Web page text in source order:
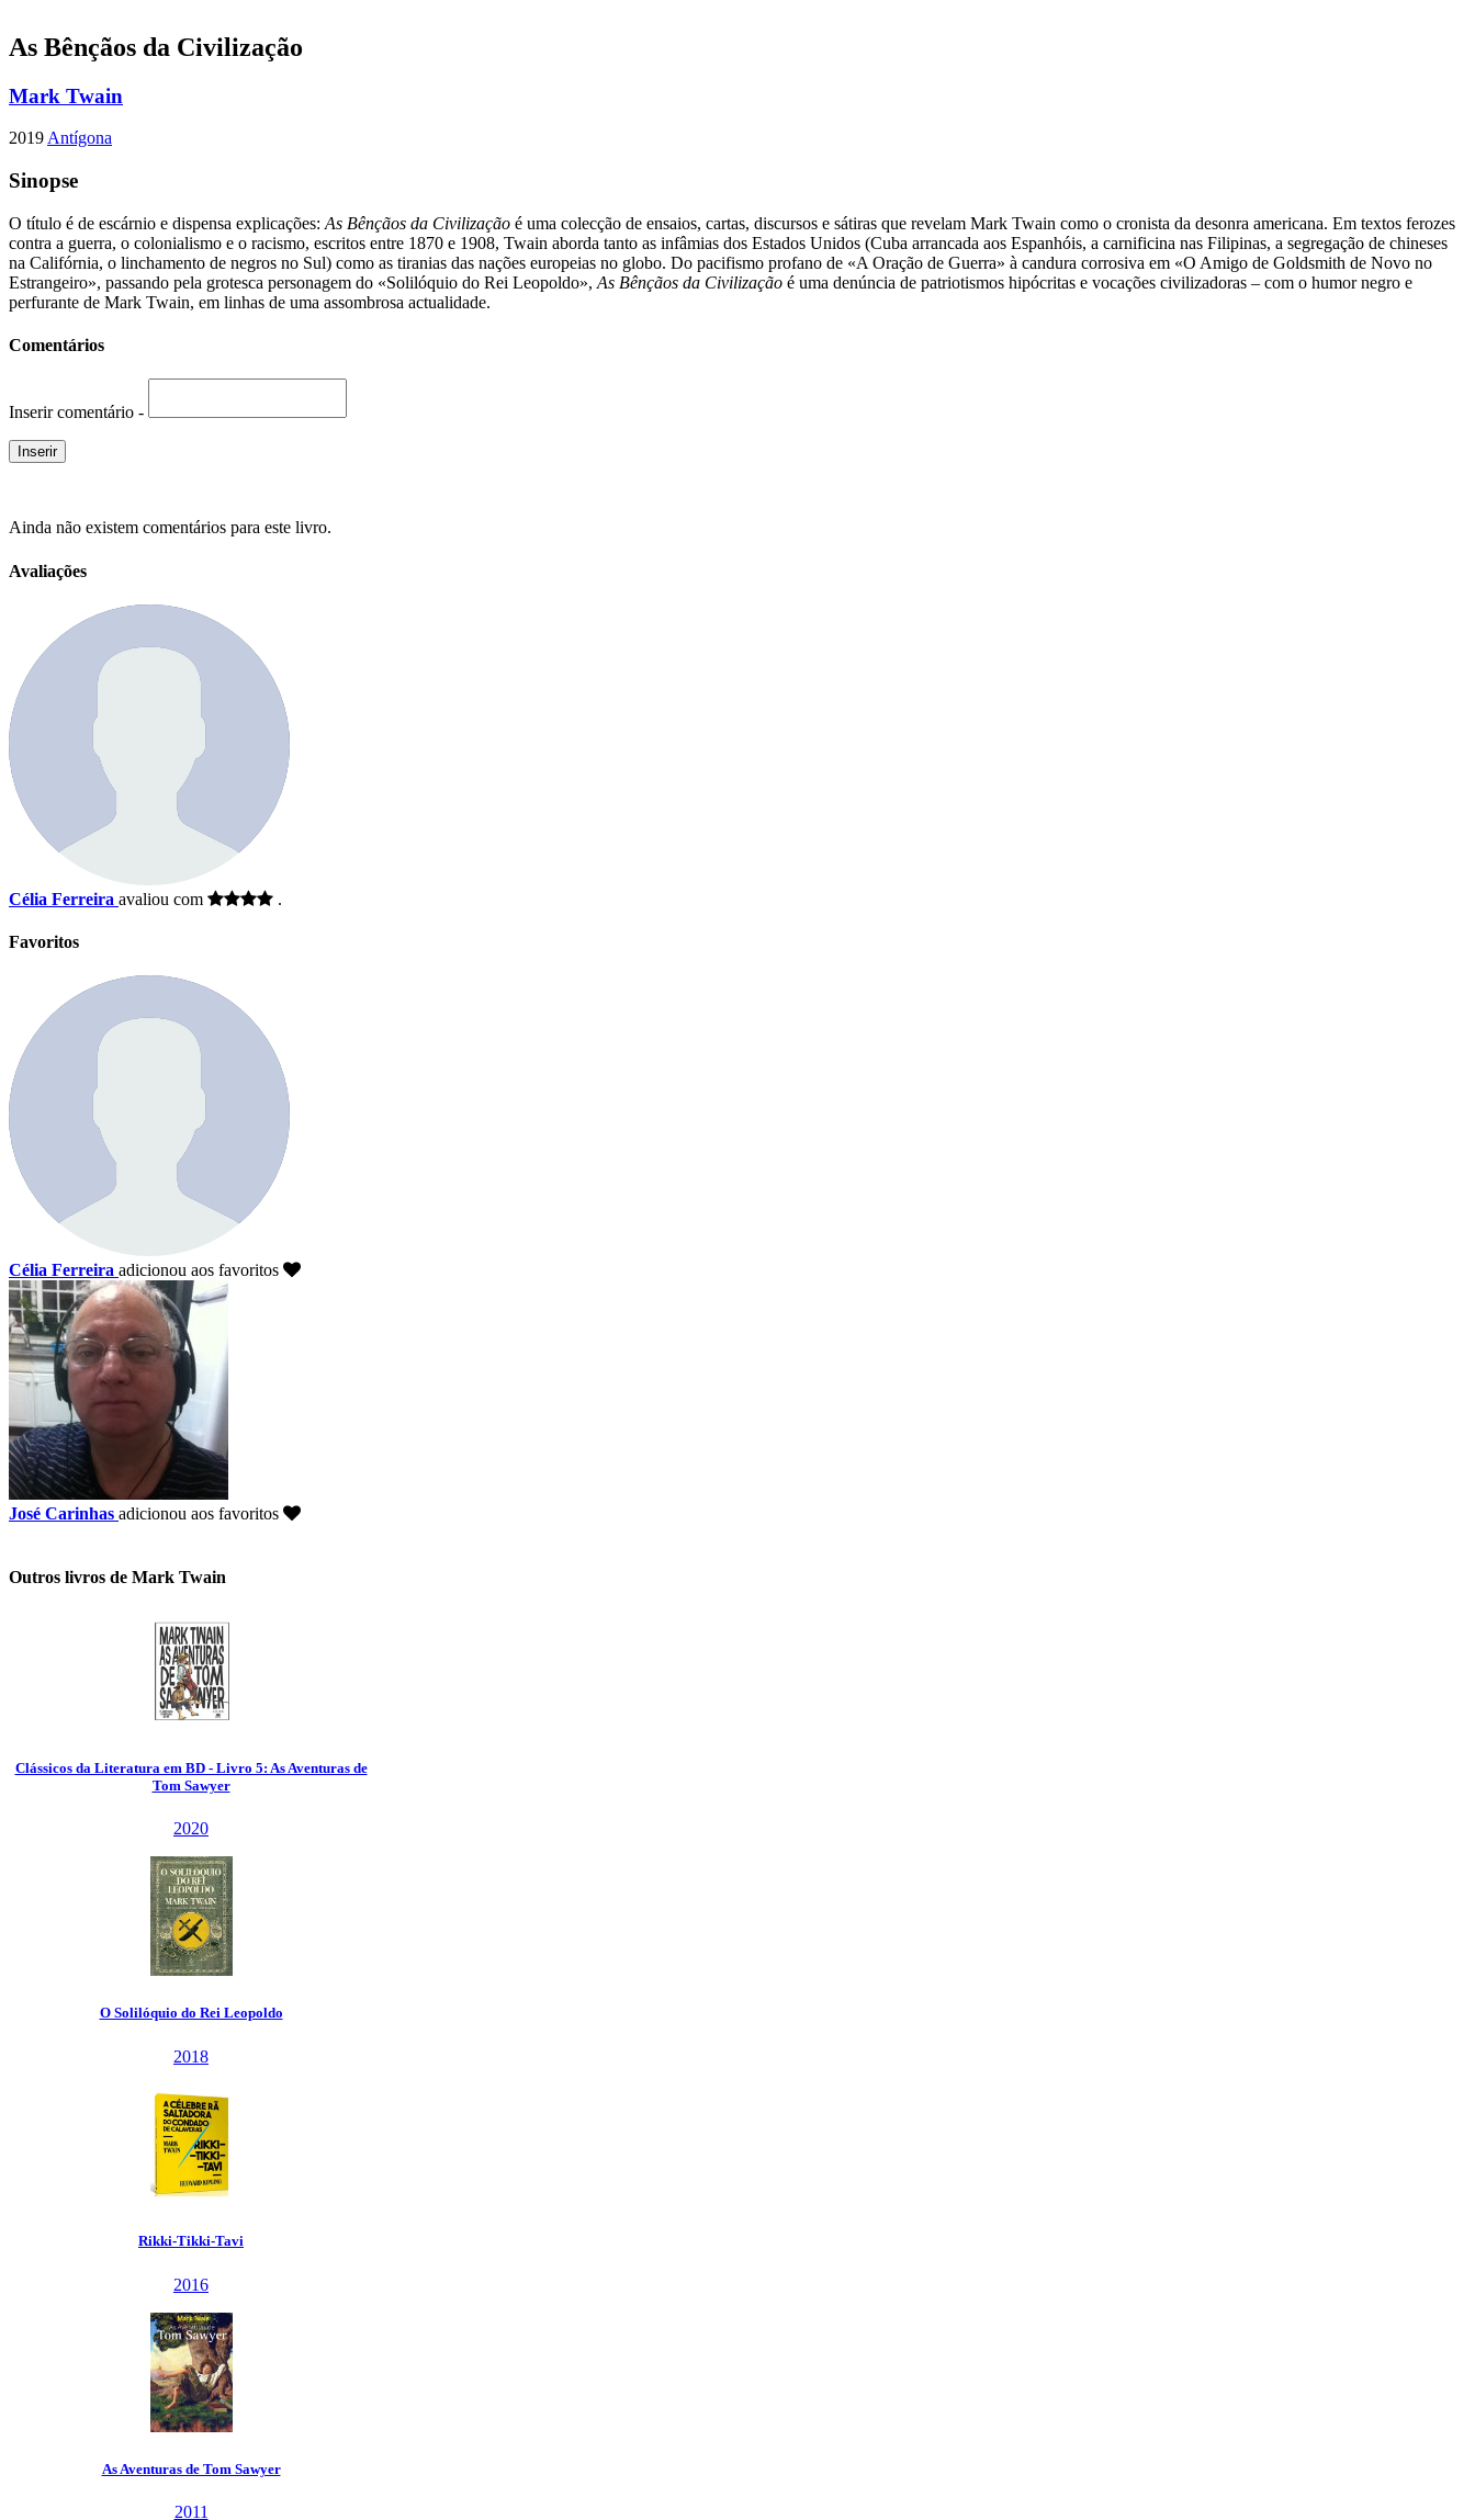
As Bênçãos da Civilização
Mark Twain
2019Antígona
Sinopse
O título é de escárnio e dispensa explicações: As Bênçãos da Civilização é uma colecção de ensaios, cartas, discursos e sátiras que revelam Mark Twain como o cronista da desonra americana. Em textos ferozes
contra a guerra, o colonialismo e o racismo, escritos entre 1870 e 1908, Twain aborda tanto as infâmias dos Estados Unidos (Cuba arrancada aos Espanhóis, a carnificina nas Filipinas, a segregação de chineses
na Califórnia, o linchamento de negros no Sul) como as tiranias das nações europeias no globo. Do pacifismo profano de «A Oração de Guerra» à candura corrosiva em «O Amigo de Goldsmith de Novo no
Estrangeiro», passando pela grotesca personagem do «Solilóquio do Rei Leopoldo», As Bênçãos da Civilização é uma denúncia de patriotismos hipócritas e vocações civilizadoras – com o humor negro e
perfurante de Mark Twain, em linhas de uma assombrosa actualidade.
Comentários
Inserir comentário -
Ainda não existem comentários para este livro.
Avaliações
Célia Ferreira avaliou com .
Favoritos
Célia Ferreira adicionou aos favoritos
José Carinhas adicionou aos favoritos
Outros livros de Mark Twain
Clássicos da Literatura em BD - Livro 5: As Aventuras de
Tom Sawyer
2020
O Solilóquio do Rei Leopoldo
2018
Rikki-Tikki-Tavi
2016
As Aventuras de Tom Sawyer
2011